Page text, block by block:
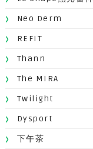
Neo Derm
REFIT
Thann
The MIRA
Twilight
Dysport
下午茶